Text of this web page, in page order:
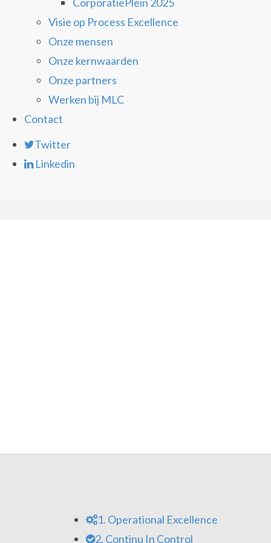
Visie op Process Excellence
Onze mensen
Onze kernwaarden
Onze partners
Werken bij MLC
Contact
Twitter
Linkedin
1. Operational Excellence
2. Continu In Control